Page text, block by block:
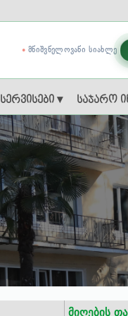
სერვისები ▾ საჯარო
ᲛᲜᲘᲨᲕᲜᲔᲚᲝᲕᲐᲜᲘ ᲡᲘᲐᲮᲚᲔ
მიღების